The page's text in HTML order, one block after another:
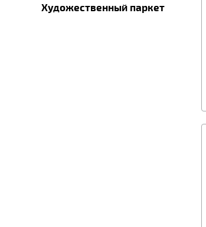
Художественный паркет